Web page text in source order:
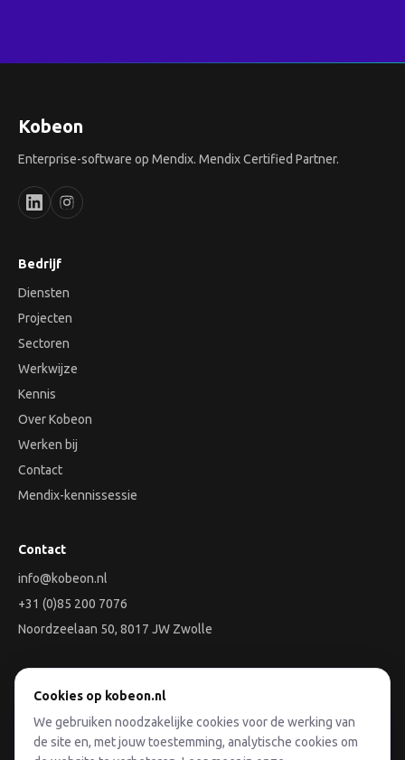
Kobeon
Enterprise-software op Mendix. Mendix Certified Partner.
Bedrijf
Diensten
Projecten
Sectoren
Werkwijze
Kennis
Over Kobeon
Werken bij
Contact
Mendix-kennissessie
Contact
info@kobeon.nl
+31 (0)85 200 7076
Noordzeelaan 50, 8017 JW Zwolle
Plan een Discovery-sessie
Cookies op kobeon.nl
We gebruiken noodzakelijke cookies voor de werking van
de site en, met jouw toestemming, analytische cookies om